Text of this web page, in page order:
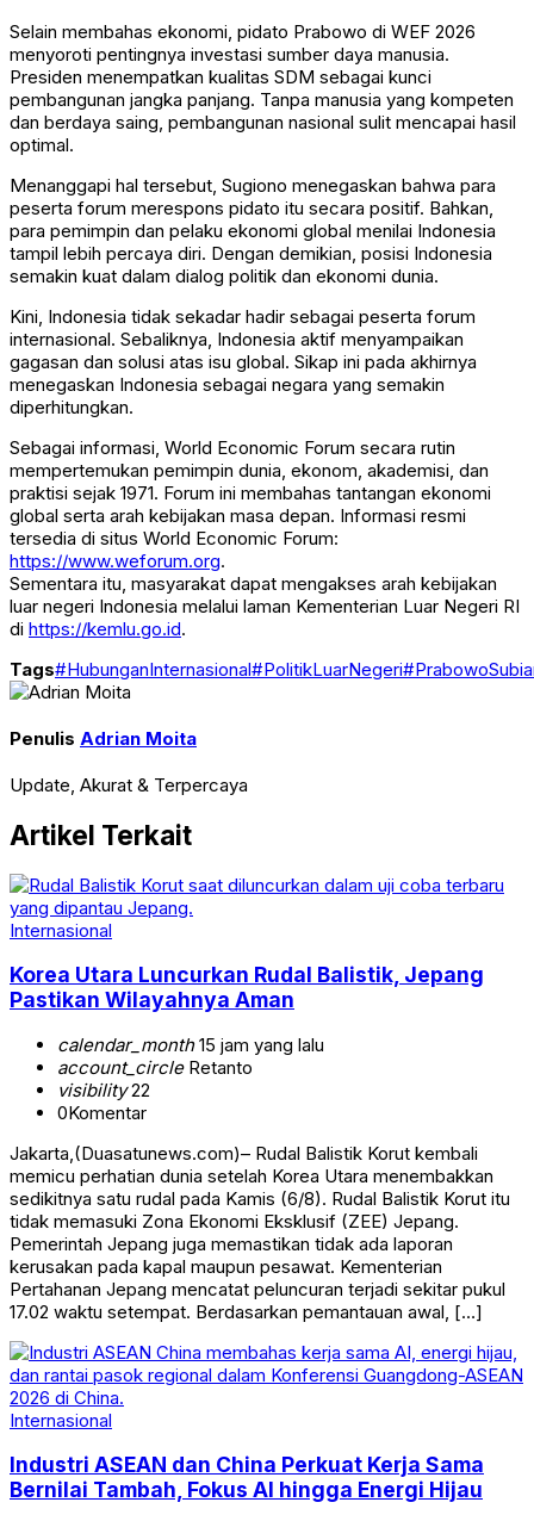
Selain membahas ekonomi, pidato Prabowo di WEF 2026
menyoroti pentingnya investasi sumber daya manusia.
Presiden menempatkan kualitas SDM sebagai kunci
pembangunan jangka panjang. Tanpa manusia yang kompeten
dan berdaya saing, pembangunan nasional sulit mencapai hasil
optimal.
Menanggapi hal tersebut, Sugiono menegaskan bahwa para
peserta forum merespons pidato itu secara positif. Bahkan,
para pemimpin dan pelaku ekonomi global menilai Indonesia
tampil lebih percaya diri. Dengan demikian, posisi Indonesia
semakin kuat dalam dialog politik dan ekonomi dunia.
Kini, Indonesia tidak sekadar hadir sebagai peserta forum
internasional. Sebaliknya, Indonesia aktif menyampaikan
gagasan dan solusi atas isu global. Sikap ini pada akhirnya
menegaskan Indonesia sebagai negara yang semakin
diperhitungkan.
Sebagai informasi, World Economic Forum secara rutin
mempertemukan pemimpin dunia, ekonom, akademisi, dan
praktisi sejak 1971. Forum ini membahas tantangan ekonomi
global serta arah kebijakan masa depan. Informasi resmi
tersedia di situs World Economic Forum:
https://www.weforum.org.
Sementara itu, masyarakat dapat mengakses arah kebijakan
luar negeri Indonesia melalui laman Kementerian Luar Negeri RI
di https://kemlu.go.id.
Tags#HubunganInternasional#PolitikLuarNegeri
Penulis Adrian Moita
Update, Akurat & Terpercaya
Artikel Terkait
Internasional
Korea Utara Luncurkan Rudal Balistik, Jepang
Pastikan Wilayahnya Aman
calendar_month15 jam yang lalu
account_circleRetanto
visibility22
0Komentar
Jakarta,(Duasatunews.com)– Rudal Balistik Korut kembali
memicu perhatian dunia setelah Korea Utara menembakkan
sedikitnya satu rudal pada Kamis (6/8). Rudal Balistik Korut itu
tidak memasuki Zona Ekonomi Eksklusif (ZEE) Jepang.
Pemerintah Jepang juga memastikan tidak ada laporan
kerusakan pada kapal maupun pesawat. Kementerian
Pertahanan Jepang mencatat peluncuran terjadi sekitar pukul
17.02 waktu setempat. Berdasarkan pemantauan awal, […]
Internasional
Industri ASEAN dan China Perkuat Kerja Sama
Bernilai Tambah, Fokus AI hingga Energi Hijau